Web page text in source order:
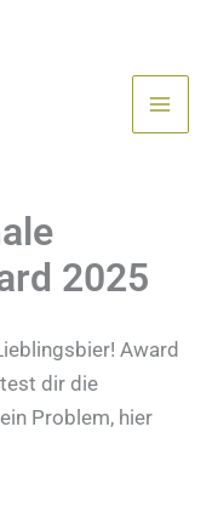
2025
Award
dir die
Problem, hier